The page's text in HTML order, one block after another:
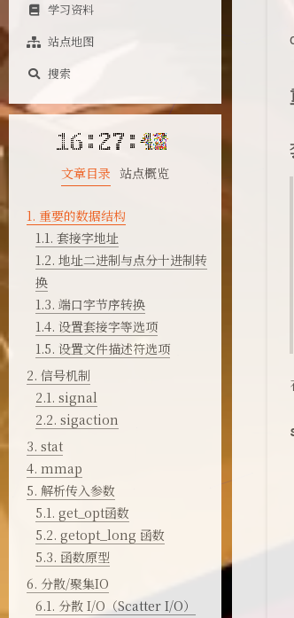
学习资料
站点地图
搜索
文章目录 站点概览
1. 重要的数据结构
1.1. 套接字地址
1.2. 地址二进制与点分十进制转
换
1.3. 端口字节序转换
1.4. 设置套接字等选项
1.5. 设置文件描述符选项
2. 信号机制
2.1. signal
2.2. sigaction
3. stat
4. mmap
5. 解析传入参数
5.1. get_opt函数
5.2. getopt_long 函数
5.3. 函数原型
6. 分散/聚集IO
6.1. 分散 I/O（Scatter I/O）